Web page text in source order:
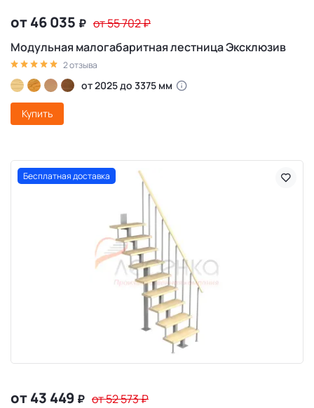
от 46 035 ₽ от 55 702₽
Модульная малогабаритная лестница Эксклюзив
2 отзыва
от 2025 до 3375 мм
Купить
Бесплатная доставка
от 43 449 ₽ от 52 573₽